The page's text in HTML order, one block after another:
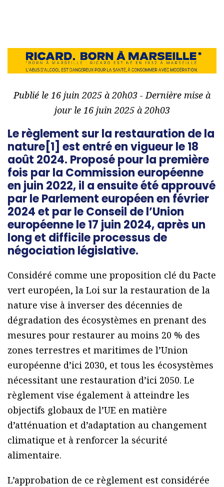
Publié le 16 juin 2025 à 20h03 - Dernière mise à
jour le 16 juin 2025 à 20h03
Le règlement sur la restauration de la
nature[1] est entré en vigueur le 18
août 2024. Proposé pour la première
fois par la Commission européenne
en juin 2022, il a ensuite été approuvé
par le Parlement européen en février
2024 et par le Conseil de l’Union
européenne le 17 juin 2024, après un
long et difficile processus de
négociation législative.
Considéré comme une proposition clé du Pacte
vert européen, la Loi sur la restauration de la
nature vise à inverser des décennies de
dégradation des écosystèmes en prenant des
mesures pour restaurer au moins 20 % des
zones terrestres et maritimes de l’Union
européenne d’ici 2030, et tous les écosystèmes
nécessitant une restauration d’ici 2050. Le
règlement vise également à atteindre les
objectifs globaux de l’UE en matière
d’atténuation et d’adaptation au changement
climatique et à renforcer la sécurité
alimentaire.
L’approbation de ce règlement est considérée